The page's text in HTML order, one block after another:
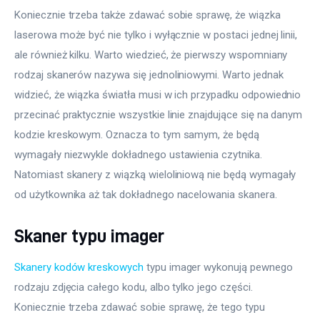
Koniecznie trzeba także zdawać sobie sprawę, że wiązka
laserowa może być nie tylko i wyłącznie w postaci jednej linii,
ale również kilku. Warto wiedzieć, że pierwszy wspomniany
rodzaj skanerów nazywa się jednoliniowymi. Warto jednak
widzieć, że wiązka światła musi w ich przypadku odpowiednio
przecinać praktycznie wszystkie linie znajdujące się na danym
kodzie kreskowym. Oznacza to tym samym, że będą
wymagały niezwykle dokładnego ustawienia czytnika.
Natomiast skanery z wiązką wieloliniową nie będą wymagały
od użytkownika aż tak dokładnego nacelowania skanera.
Skaner typu imager
Skanery kodów kreskowych typu imager wykonują pewnego
rodzaju zdjęcia całego kodu, albo tylko jego części.
Koniecznie trzeba zdawać sobie sprawę, że tego typu